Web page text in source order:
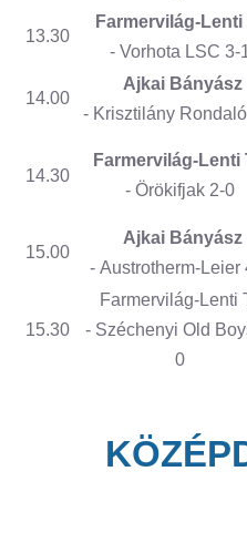
13.30
Farmervilág-Lenti
- Vorhota LSC 3-
14.00
Ajkai Bányász
- Krisztilány
14.30
Farmervilág-Lenti
- Örökifjak 2-0
15.00
Ajkai Bányász
- Austrotherm-Leier
15.30
Farmervilág-Lenti
- Széchenyi Old
0